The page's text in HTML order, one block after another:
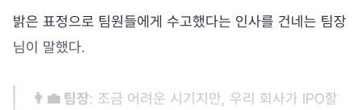
밝은 표정으로 팀원들에게 수고했다는 인사를 건네는 팀장
님이 말했다.
👨‍💼 팀장: 조금 어려운 시기지만, 우리 회사가 IPO할